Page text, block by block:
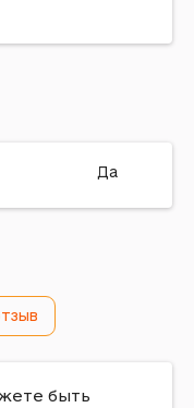
Да
быть